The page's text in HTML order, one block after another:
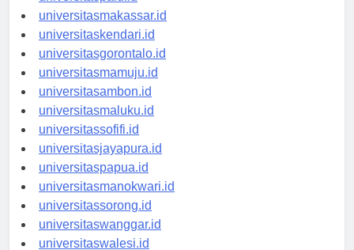
universitaspalu.id
universitasmakassar.id
universitaskendari.id
universitasgorontalo.id
universitasmamuju.id
universitasambon.id
universitasmaluku.id
universitassofifi.id
universitasjayapura.id
universitaspapua.id
universitasmanokwari.id
universitassorong.id
universitaswanggar.id